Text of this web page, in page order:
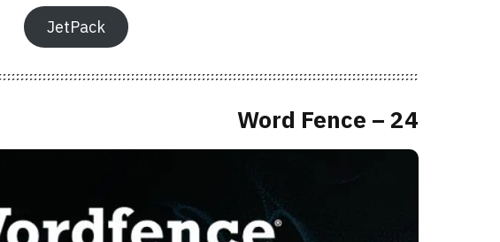
JetPack
24 – Word Fence